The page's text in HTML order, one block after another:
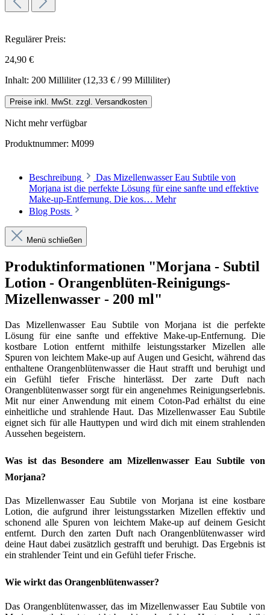
Regulärer Preis:
24,90 €
Inhalt: 200 Milliliter(12,33 € / 99 Milliliter)
Preise inkl. MwSt. zzgl. Versandkosten
Nicht mehr verfügbar
Produktnummer: M099
Beschreibung
Das Mizellenwasser Eau Subtile von
Morjana ist die perfekte Lösung für eine sanfte und effektive
Make-up-Entfernung. Die kos… Mehr
Blog Posts
Menü schließen
Produktinformationen "Morjana - Subtil
Lotion - Orangenblüten-Reinigungs-
Mizellenwasser - 200 ml"
Das Mizellenwasser Eau Subtile von Morjana ist die perfekte
Lösung für eine sanfte und effektive Make-up-Entfernung. Die
kostbare Lotion entfernt mithilfe leistungsstarker Mizellen alle
Spuren von leichtem Make-up auf Augen und Gesicht, während das
enthaltene Orangenblütenwasser die Haut strafft und beruhigt und
ein Gefühl tiefer Frische hinterlässt. Der zarte Duft nach
Orangenblütenwasser sorgt für ein angenehmes Reinigungserlebnis.
Mit nur einer Anwendung mit einem Coton-Pad erhältst du eine
einheitliche und strahlende Haut. Das Mizellenwasser Eau Subtile
eignet sich für alle Hauttypen und wird dich mit einem strahlenden
Aussehen begeistern.
Was ist das Besondere am Mizellenwasser Eau Subtile von
Morjana?
Das Mizellenwasser Eau Subtile von Morjana ist eine kostbare
Lotion, die aufgrund ihrer leistungsstarken Mizellen effektiv und
schonend alle Spuren von leichtem Make-up auf deinem Gesicht
entfernt. Durch den zarten Duft nach Orangenblütenwasser wird
deine Haut dabei zusätzlich gestrafft und beruhigt. Das Ergebnis ist
ein strahlender Teint und ein Gefühl tiefer Frische.
Wie wirkt das Orangenblütenwasser?
Das Orangenblütenwasser, das im Mizellenwasser Eau Subtile von